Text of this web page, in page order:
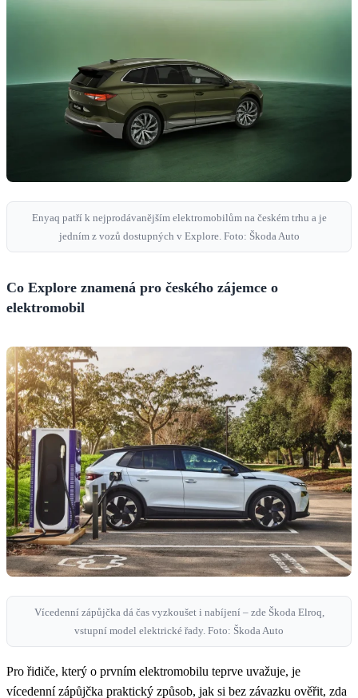
Enyaq patří k nejprodávanějším elektromobilům na českém trhu a je
jedním z vozů dostupných v Explore. Foto: Škoda Auto
Co Explore znamená pro českého zájemce o
elektromobil
Vícedenní zápůjčka dá čas vyzkoušet i nabíjení – zde Škoda Elroq,
vstupní model elektrické řady. Foto: Škoda Auto
Pro řidiče, který o prvním elektromobilu teprve uvažuje, je
vícedenní zápůjčka praktický způsob, jak si bez závazku ověřit, zda